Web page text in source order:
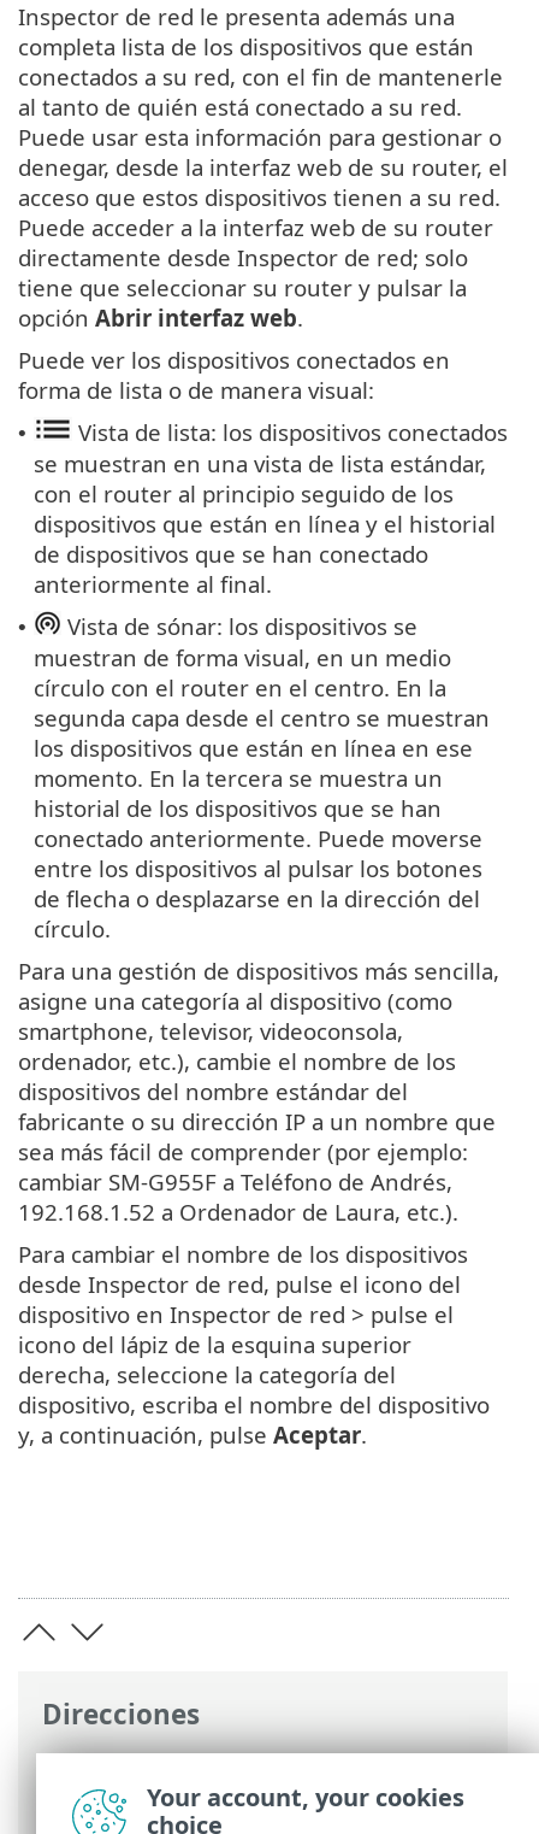
Direcciones
Ayuda en línea de ESET>ESET Mobile
Security >Trabajar con ESET Mobile
Security > Inspector de red
Inspector de red le presenta además una
completa lista de los dispositivos que están
conectados a su red, con el fin de mantenerle
al tanto de quién está conectado a su red.
Puede usar esta información para gestionar o
denegar, desde la interfaz web de su router, el
acceso que estos dispositivos tienen a su red.
Puede acceder a la interfaz web de su router
directamente desde Inspector de red; solo
tiene que seleccionar su router y pulsar la
opción Abrir interfaz web.
Puede ver los dispositivos conectados en
forma de lista o de manera visual:
•
Vista de lista: los dispositivos conectados
se muestran en una vista de lista estándar,
con el router al principio seguido de los
dispositivos que están en línea y el historial
de dispositivos que se han conectado
anteriormente al final.
•
Vista de sónar: los dispositivos se
muestran de forma visual, en un medio
círculo con el router en el centro. En la
segunda capa desde el centro se muestran
los dispositivos que están en línea en ese
momento. En la tercera se muestra un
historial de los dispositivos que se han
conectado anteriormente. Puede moverse
entre los dispositivos al pulsar los botones
de flecha o desplazarse en la dirección del
círculo.
Para una gestión de dispositivos más sencilla,
asigne una categoría al dispositivo (como
smartphone, televisor, videoconsola,
ordenador, etc.), cambie el nombre de los
dispositivos del nombre estándar del
fabricante o su dirección IP a un nombre que
sea más fácil de comprender (por ejemplo:
cambiar SM-G955F a Teléfono de Andrés,
192.168.1.52 a Ordenador de Laura, etc.).
Para cambiar el nombre de los dispositivos
desde Inspector de red, pulse el icono del
dispositivo en Inspector de red > pulse el
icono del lápiz de la esquina superior
derecha, seleccione la categoría del
dispositivo, escriba el nombre del dispositivo
y, a continuación, pulse Aceptar.
Your account, your cookies
choice